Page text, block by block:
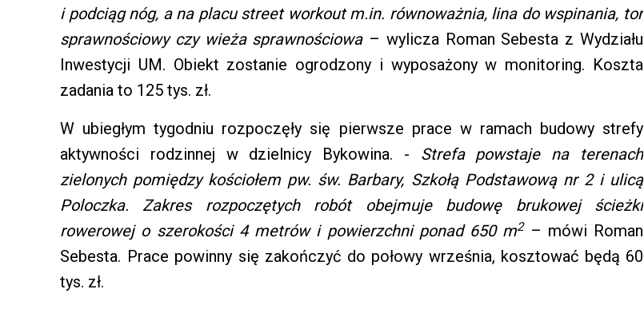
i podciąg nóg, a na placu street workout m.in. równoważnia, lina do wspinania, tor
sprawnościowy czy wieża sprawnościowa– wylicza Roman Sebesta z Wydziału
Inwestycji UM. Obiekt zostanie ogrodzony i wyposażony w monitoring. Koszta
zadania to 125 tys. zł.
W ubiegłym tygodniu rozpoczęły się pierwsze prace w ramach budowy strefy
aktywności rodzinnej w dzielnicy Bykowina. - Strefa powstaje na terenach
zielonych pomiędzy kościołem pw. św. Barbary, Szkołą Podstawową nr 2 i ulicą
Poloczka. Zakres rozpoczętych robót obejmuje budowę brukowej ścieżki
rowerowej o szerokości 4 metrów i powierzchni ponad 650 m2– mówi Roman
Sebesta. Prace powinny się zakończyć do połowy września, kosztować będą 60
tys. zł.